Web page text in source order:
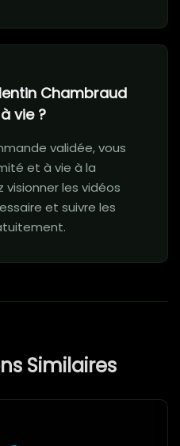
Chambraud
vie ?
validée, vous
et à vie à la
les vidéos
et suivre les
Similaires